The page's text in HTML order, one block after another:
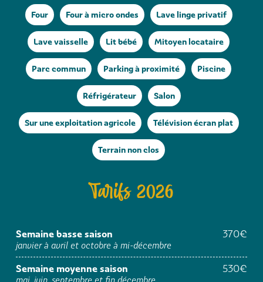
Four Four à micro ondes Lave linge privatif
Lave vaisselle Lit bébé Mitoyen locataire
Parc commun Parking à proximité Piscine
Réfrigérateur Salon
Sur une exploitation agricole Télévision écran plat
Terrain non clos
Tarifs 2026
Semaine basse saison
370€
janvier à avril et octobre à mi-décembre
Semaine moyenne saison
530€
mai, juin, septembre et fin décembre